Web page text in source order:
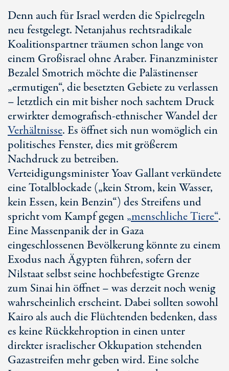
Denn auch für Israel werden die Spielregeln
neu festgelegt. Netanjahus rechtsradikale
Koalitionspartner träumen schon lange von
einem Großisrael ohne Araber. Finanzminister
Bezalel Smotrich möchte die Palästinenser
„ermutigen“, die besetzten Gebiete zu verlassen
– letztlich ein mit bisher noch sachtem Druck
erwirkter demografisch-ethnischer Wandel der
Verhältnisse. Es öffnet sich nun womöglich ein
politisches Fenster, dies mit größerem
Nachdruck zu betreiben.
Verteidigungsminister Yoav Gallant verkündete
eine Totalblockade („kein Strom, kein Wasser,
kein Essen, kein Benzin“) des Streifens und
spricht vom Kampf gegen„menschliche Tiere“.
Eine Massenpanik der in Gaza
eingeschlossenen Bevölkerung könnte zu einem
Exodus nach Ägypten führen, sofern der
Nilstaat selbst seine hochbefestigte Grenze
zum Sinai hin öffnet – was derzeit noch wenig
wahrscheinlich erscheint. Dabei sollten sowohl
Kairo als auch die Flüchtenden bedenken, dass
es keine Rückkehroption in einen unter
direkter israelischer Okkupation stehenden
Gazastreifen mehr geben wird. Eine solche